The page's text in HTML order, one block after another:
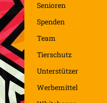
Senioren
Spenden
Team
Tierschutz
Unterstützer
Werbemittel